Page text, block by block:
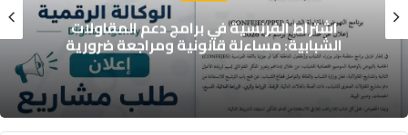
اشتراط الفرنسية في برامج دعم المقاولات
الشبابية: مساءلة قانونية ومراجعة ضرورية